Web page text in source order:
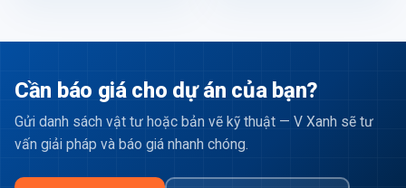
Cần báo giá cho dự án của bạn?
Gửi danh sách vật tư hoặc bản vẽ kỹ thuật — V Xanh sẽ tư
vấn giải pháp và báo giá nhanh chóng.